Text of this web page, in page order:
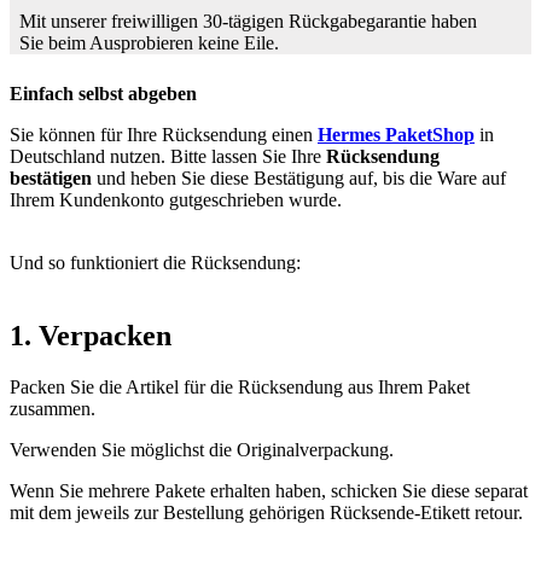
Mit unserer freiwilligen 30-tägigen Rückgabegarantie haben
Sie beim Ausprobieren keine Eile.
Einfach selbst abgeben
Sie können für Ihre Rücksendung einen Hermes PaketShop in
Deutschland nutzen. Bitte lassen Sie Ihre Rücksendung
bestätigen und heben Sie diese Bestätigung auf, bis die Ware auf
Ihrem Kundenkonto gutgeschrieben wurde.
Und so funktioniert die Rücksendung:
1. Verpacken
Packen Sie die Artikel für die Rücksendung aus Ihrem Paket
zusammen.
Verwenden Sie möglichst die Originalverpackung.
Wenn Sie mehrere Pakete erhalten haben, schicken Sie diese separat
mit dem jeweils zur Bestellung gehörigen Rücksende-Etikett retour.